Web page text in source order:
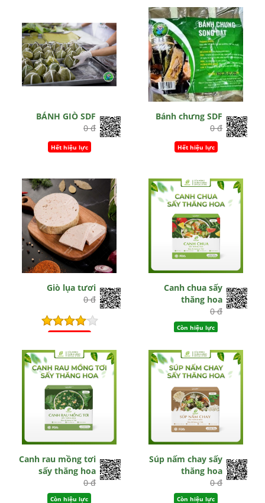
BÁNH GIÒ SDF
0 đ
Hết hiệu lực
Bánh chưng SDF
0 đ
Hết hiệu lực
Giò lụa tươi
0 đ
Canh chua sấy
thăng hoa
0 đ
Còn hiệu lực
Canh rau mồng tơi
sấy thăng hoa
0 đ
Còn hiệu lực
Súp nấm chay sấy
thăng hoa
0 đ
Còn hiệu lực